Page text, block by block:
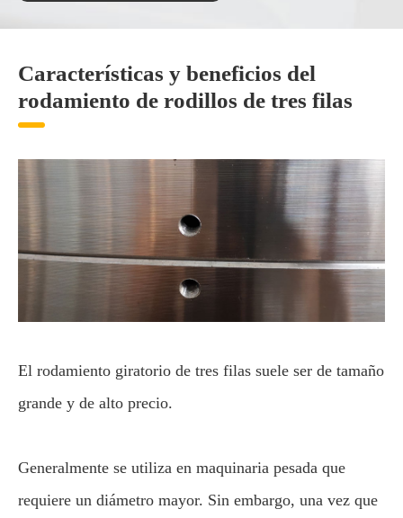
Características y beneficios del
rodamiento de rodillos de tres filas
El rodamiento giratorio de tres filas suele ser de tamaño
grande y de alto precio.
Generalmente se utiliza en maquinaria pesada que
requiere un diámetro mayor. Sin embargo, una vez que